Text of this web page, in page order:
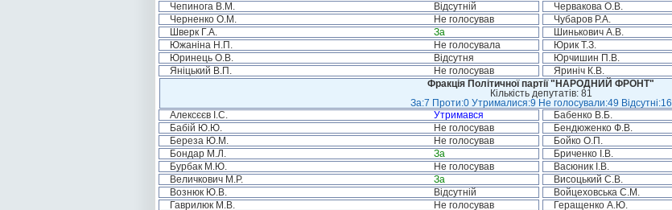
Чепинога В.М.
Відсутній Червакова О.В.
Черненко О.М.
Не голосував Чубаров Р.А.
Шверк Г.А.
За Шинькович А.В.
Южаніна Н.П.
Не голосувала Юрик Т.З.
Юринець О.В.
Відсутня Юрчишин П.В.
Яніцький В.П.
Не голосував Яриніч К.В.
Фракція Політичної партії "НАРОДНИЙ ФРОНТ"
Кількість депутатів: 81
За:7 Проти:0 Утрималися:9 Не голосували:49 Відсутні:16
Алексєєв І.С.
Утримався Бабенко В.Б.
Бабій Ю.Ю.
Не голосував Бендюженко Ф.В.
Береза Ю.М.
Не голосував Бойко О.П.
Бондар М.Л.
За Бриченко І.В.
Бурбак М.Ю.
Не голосував Васюник І.В.
Величкович М.Р.
За Висоцький С.В.
Вознюк Ю.В.
Відсутній Войцеховська С.М.
Гаврилюк М.В.
Не голосував Геращенко А.Ю.